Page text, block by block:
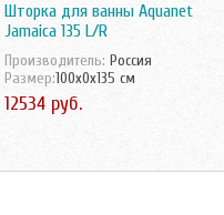
Шторка для ванны Aquanet
Jamaica 135 L/R
Производитель: Россия
Размер:100x0x135 см
12534 руб.